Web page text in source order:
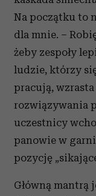
Na początku to
dla mnie. –
żeby zespoły
ludzie, którzy
pracują,
rozwiązywania
uczestnicy
panowie w
pozycję
Główną mantrą